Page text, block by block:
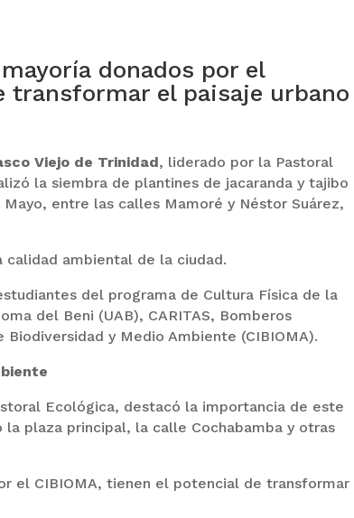
donados por el
transformar el paisaje urbano
Viejo de Trinidad, liderado por la Pastoral
la siembra de plantines de jacaranda y tajibo
entre las calles Mamoré y Néstor Suárez,
ambiental de la ciudad.
del programa de Cultura Física de la
del Beni (UAB), CARITAS, Bomberos
y Medio Ambiente (CIBIOMA).
Ecológica, destacó la importancia de este
plaza principal, la calle Cochabamba y otras
el CIBIOMA, tienen el potencial de transformar